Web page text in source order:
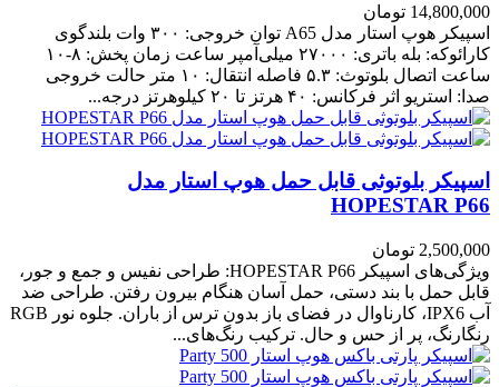
14,800,000 تومان
اسپیکر هوپ استار مدل A65 توان خروجی: ۳۰۰ وات بلندگوی
کارائوکه: بله باتری: ۲۷۰۰۰ میلی‌آمپر ساعت زمان پخش: ۸-۱۰
ساعت اتصال بلوتوث: ۵.۳ فاصله انتقال: ۱۰ متر حالت خروجی
صدا: استریو اثر فرکانس: ۴۰ هرتز تا ۲۰ کیلوهرتز درجه...
اسپیکر بلوتوثی قابل حمل هوپ استار مدل
HOPESTAR P66
2,500,000 تومان
ویژگی‌های اسپیکر HOPESTAR P66: طراحی نفیس و جمع و جور،
قابل حمل با بند دستی، حمل آسان هنگام بیرون رفتن. طراحی ضد
آب IPX6، کارناوال در فضای باز بدون ترس از باران. جلوه نور RGB
رنگارنگ، پر از حس و حال. ترکیب رنگ‌های...